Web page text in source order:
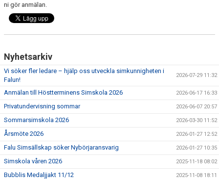
ni gör anmälan.
Nyhetsarkiv
Vi söker fler ledare – hjälp oss utveckla simkunnigheten i
Falun!
2026-07-29 11:32
Anmälan till Höstterminens Simskola 2026 2026-06-17 16:33
Privatundervisning sommar 2026-06-07 20:57
Sommarsimskola 2026 2026-03-30 11:52
Årsmöte 2026 2026-01-27 12:52
Falu Simsällskap söker Nybörjaransvarig 2026-01-27 10:35
Simskola våren 2026 2025-11-18 08:02
Bubblis Medaljjakt 11/12 2025-11-08 18:11